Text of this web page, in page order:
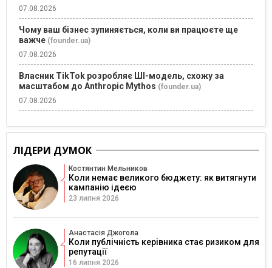
07.08.2026
Чому ваш бізнес зупиняється, коли ви працюєте ще
важче (founder.ua)
07.08.2026
Власник TikTok розробляє ШІ-модель, схожу за
масштабом до Anthropic Mythos (founder.ua)
07.08.2026
ЛІДЕРИ ДУМОК
Костянтин Мельников
Коли немає великого бюджету: як витягнути
кампанію ідеєю
23 липня 2026
Анастасія Джогола
Коли публічність керівника стає ризиком для
репутації
16 липня 2026